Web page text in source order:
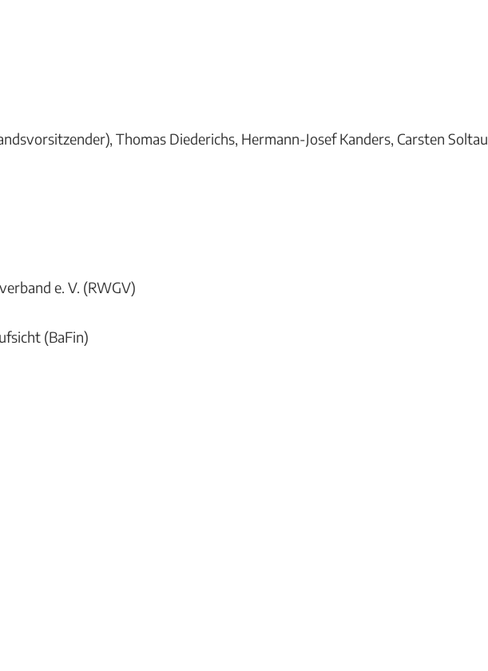
Thomas Diederichs, Hermann-Josef Kanders, Carsten Soltau
e. V. (RWGV)
(BaFin)